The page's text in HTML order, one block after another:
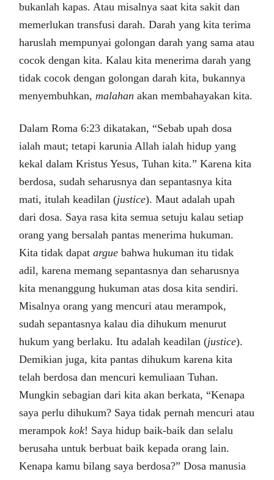
bukanlah kapas. Atau misalnya saat kita sakit dan
memerlukan transfusi darah. Darah yang kita terima
haruslah mempunyai golongan darah yang sama atau
cocok dengan kita. Kalau kita menerima darah yang
tidak cocok dengan golongan darah kita, bukannya
menyembuhkan, malahan akan membahayakan kita.
Dalam Roma 6:23 dikatakan, “Sebab upah dosa
ialah maut; tetapi karunia Allah ialah hidup yang
kekal dalam Kristus Yesus, Tuhan kita.” Karena kita
berdosa, sudah seharusnya dan sepantasnya kita
mati, itulah keadilan (justice). Maut adalah upah
dari dosa. Saya rasa kita semua setuju kalau setiap
orang yang bersalah pantas menerima hukuman.
Kita tidak dapatargue bahwa hukuman itu tidak
adil, karena memang sepantasnya dan seharusnya
kita menanggung hukuman atas dosa kita sendiri.
Misalnya orang yang mencuri atau merampok,
sudah sepantasnya kalau dia dihukum menurut
hukum yang berlaku. Itu adalah keadilan (justice).
Demikian juga, kita pantas dihukum karena kita
telah berdosa dan mencuri kemuliaan Tuhan.
Mungkin sebagian dari kita akan berkata, “Kenapa
saya perlu dihukum? Saya tidak pernah mencuri atau
merampokkok! Saya hidup baik-baik dan selalu
berusaha untuk berbuat baik kepada orang lain.
Kenapa kamu bilang saya berdosa?” Dosa manusia